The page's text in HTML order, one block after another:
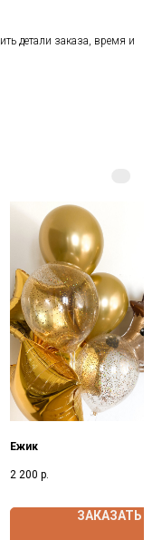
детали заказа, время и
Ежик
2 200 р.
ЗАКАЗАТЬ